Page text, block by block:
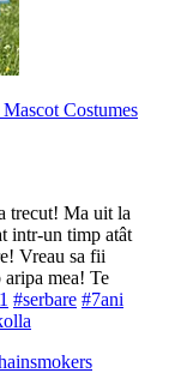
trecut! Ma uit la
intr-un timp atât
Vreau sa fii
aripa mea! Te
#serbare #7ani